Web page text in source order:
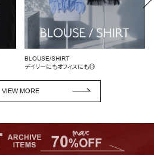
SHIRT
にもオフィスにも◎
VIEW MORE